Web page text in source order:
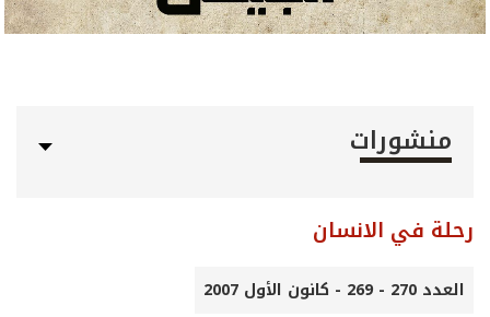
منشورات
رحلة في الانسان
العدد 270 - 269 - كانون الأول 2007